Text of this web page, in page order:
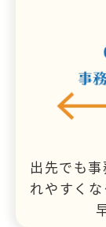
出先でも
れやすく